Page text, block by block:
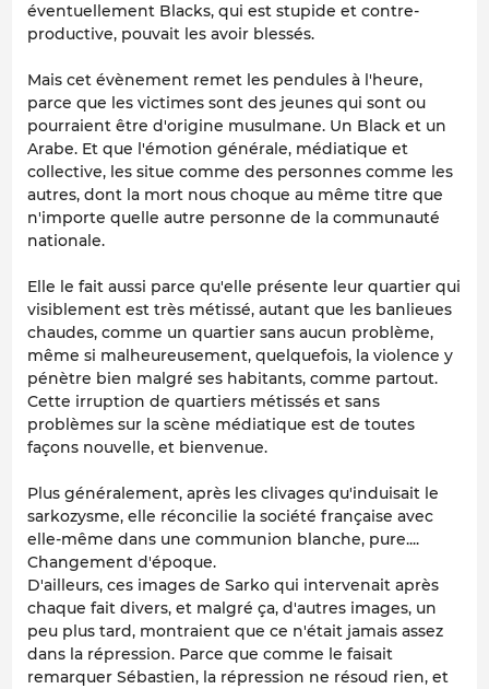
éventuellement Blacks, qui est stupide et contre-
productive, pouvait les avoir blessés.
Mais cet évènement remet les pendules à l'heure,
parce que les victimes sont des jeunes qui sont ou
pourraient être d'origine musulmane. Un Black et un
Arabe. Et que l'émotion générale, médiatique et
collective, les situe comme des personnes comme les
autres, dont la mort nous choque au même titre que
n'importe quelle autre personne de la communauté
nationale.
Elle le fait aussi parce qu'elle présente leur quartier qui
visiblement est très métissé, autant que les banlieues
chaudes, comme un quartier sans aucun problème,
même si malheureusement, quelquefois, la violence y
pénètre bien malgré ses habitants, comme partout.
Cette irruption de quartiers métissés et sans
problèmes sur la scène médiatique est de toutes
façons nouvelle, et bienvenue.
Plus généralement, après les clivages qu'induisait le
sarkozysme, elle réconcilie la société française avec
elle-même dans une communion blanche, pure....
Changement d'époque.
D'ailleurs, ces images de Sarko qui intervenait après
chaque fait divers, et malgré ça, d'autres images, un
peu plus tard, montraient que ce n'était jamais assez
dans la répression. Parce que comme le faisait
remarquer Sébastien, la répression ne résoud rien, et